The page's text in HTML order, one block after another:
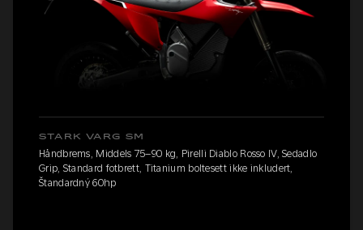
STARK VARG SM
Håndbrems, Middels 75–90 kg, Pirelli Diablo Rosso IV, Sedadlo
Grip, Standard fotbrett, Titanium boltesett ikke inkludert,
Štandardný 60hp